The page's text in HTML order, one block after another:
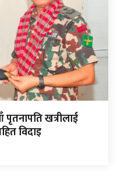
पृतनापति खत्रीलाई
विदाइ